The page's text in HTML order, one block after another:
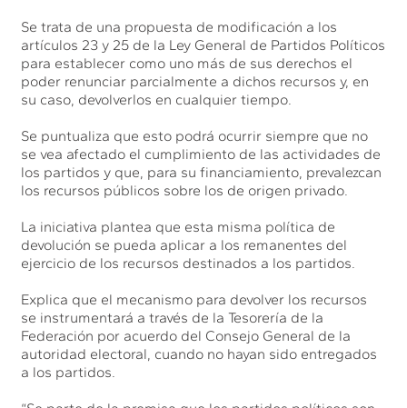
Se trata de una propuesta de modificación a los
artículos 23 y 25 de la Ley General de Partidos Políticos
para establecer como uno más de sus derechos el
poder renunciar parcialmente a dichos recursos y, en
su caso, devolverlos en cualquier tiempo.
Se puntualiza que esto podrá ocurrir siempre que no
se vea afectado el cumplimiento de las actividades de
los partidos y que, para su financiamiento, prevalezcan
los recursos públicos sobre los de origen privado.
La iniciativa plantea que esta misma política de
devolución se pueda aplicar a los remanentes del
ejercicio de los recursos destinados a los partidos.
Explica que el mecanismo para devolver los recursos
se instrumentará a través de la Tesorería de la
Federación por acuerdo del Consejo General de la
autoridad electoral, cuando no hayan sido entregados
a los partidos.